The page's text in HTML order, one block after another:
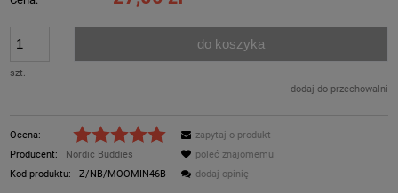
szt.
do koszyka
dodaj do przechowalni
Ocena:
Producent:
Nordic Buddies
Kod produktu:
Z/NB/MOOMIN46B
zapytaj o produkt
poleć znajomemu
dodaj opinię